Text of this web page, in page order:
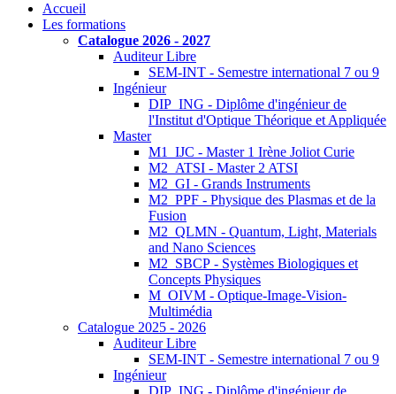
Accueil
Les formations
Catalogue 2026 - 2027
Auditeur Libre
SEM-INT - Semestre international 7 ou 9
Ingénieur
DIP_ING - Diplôme d'ingénieur de
l'Institut d'Optique Théorique et Appliquée
Master
M1_IJC - Master 1 Irène Joliot Curie
M2_ATSI - Master 2 ATSI
M2_GI - Grands Instruments
M2_PPF - Physique des Plasmas et de la
Fusion
M2_QLMN - Quantum, Light, Materials
and Nano Sciences
M2_SBCP - Systèmes Biologiques et
Concepts Physiques
M_OIVM - Optique-Image-Vision-
Multimédia
Catalogue 2025 - 2026
Auditeur Libre
SEM-INT - Semestre international 7 ou 9
Ingénieur
DIP_ING - Diplôme d'ingénieur de